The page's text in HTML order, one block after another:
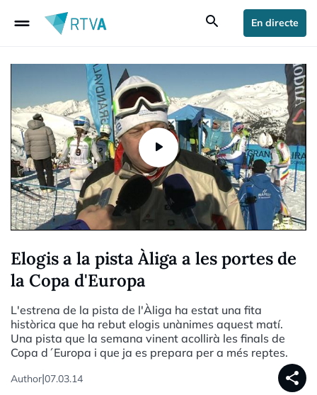
drag_handle search En directe
Elogis a la pista Àliga a les portes de
la Copa d'Europa
L'estrena de la pista de l'Àliga ha estat una fita
històrica que ha rebut elogis unànimes aquest matí.
Una pista que la semana vinent acollirà les finals de
Copa d´Europa i que ja es prepara per a més reptes.
Author|07.03.14 share